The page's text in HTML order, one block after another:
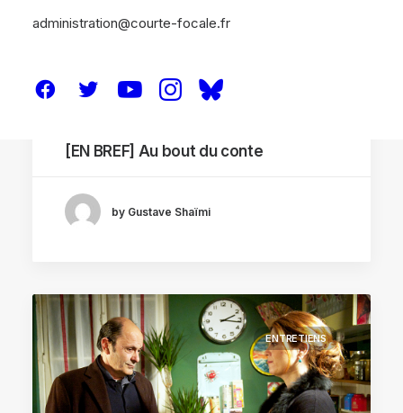
administration@courte-focale.fr
[EN BREF] Au bout du conte
by Gustave Shaïmi
ENTRETIENS